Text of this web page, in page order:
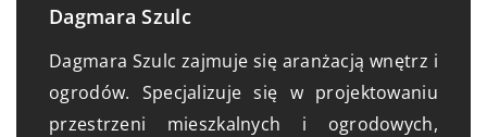
Dagmara Szulc
Dagmara Szulc zajmuje się aranżacją wnętrz i
ogrodów. Specjalizuje się w projektowaniu
przestrzeni mieszkalnych i ogrodowych,